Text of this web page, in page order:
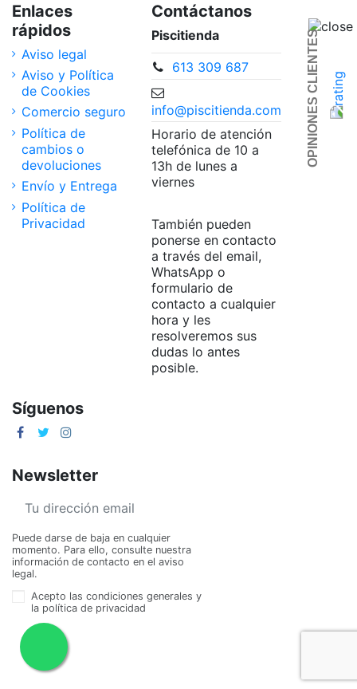
Enlaces
rápidos
Aviso legal
Aviso y Política
de Cookies
Comercio seguro
Política de
cambios o
devoluciones
Envío y Entrega
Política de
Privacidad
Contáctanos
Piscitienda
613 309 687
info@piscitienda.com
Horario de atención
telefónica de 10 a
13h de lunes a
viernes
También pueden
ponerse en contacto
a través del email,
WhatsApp o
formulario de
contacto a cualquier
hora y les
resolveremos sus
dudas lo antes
posible.
OPINIONES CLIENTES
Síguenos
Newsletter
Puede darse de baja en cualquier
momento. Para ello, consulte nuestra
información de contacto en el aviso
legal.
Acepto las condiciones generales y
la política de privacidad
Piscitienda ©